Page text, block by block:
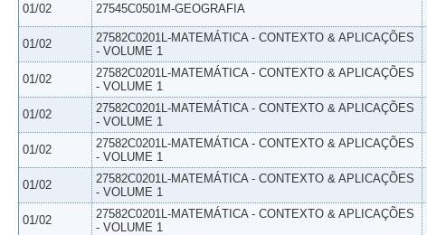
01/02 27545C0501M-GEOGRAFIA
01/02
27582C0201L-MATEMÁTICA - CONTEXTO & APLICAÇÕES
- VOLUME 1
01/02
27582C0201L-MATEMÁTICA - CONTEXTO & APLICAÇÕES
- VOLUME 1
01/02
27582C0201L-MATEMÁTICA - CONTEXTO & APLICAÇÕES
- VOLUME 1
01/02
27582C0201L-MATEMÁTICA - CONTEXTO & APLICAÇÕES
- VOLUME 1
01/02
27582C0201L-MATEMÁTICA - CONTEXTO & APLICAÇÕES
- VOLUME 1
01/02
27582C0201L-MATEMÁTICA - CONTEXTO & APLICAÇÕES
- VOLUME 1